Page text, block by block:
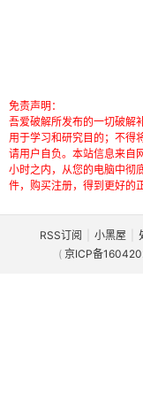
免责声明：
吾爱破解所发布的一切破解
用于学习和研究目的；不得
请用户自负。本站信息来自
小时之内，从您的电脑中彻
件，购买注册，得到更好的
RSS订阅 小黑屋
( 京ICP备